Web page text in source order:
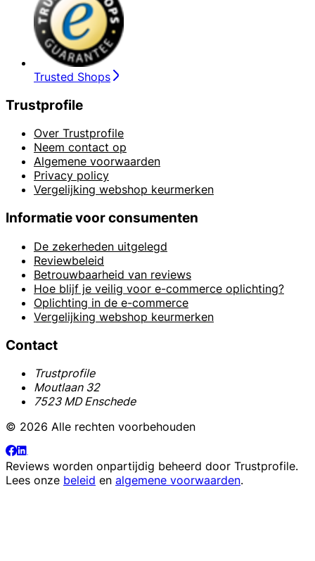
Trusted Shops
Trustprofile
Over Trustprofile
Neem contact op
Algemene voorwaarden
Privacy policy
Vergelijking webshop keurmerken
Informatie voor consumenten
De zekerheden uitgelegd
Reviewbeleid
Betrouwbaarheid van reviews
Hoe blijf je veilig voor e-commerce oplichting?
Oplichting in de e-commerce
Vergelijking webshop keurmerken
Contact
Trustprofile
Moutlaan 32
7523 MD Enschede
© 2026 Alle rechten voorbehouden
Reviews worden onpartijdig beheerd door Trustprofile.
Lees onze beleid en algemene voorwaarden.